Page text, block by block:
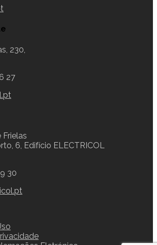
230,
27
6, Edifício ELECTRICOL
30